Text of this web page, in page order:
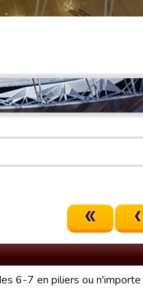
6-7 en piliers ou